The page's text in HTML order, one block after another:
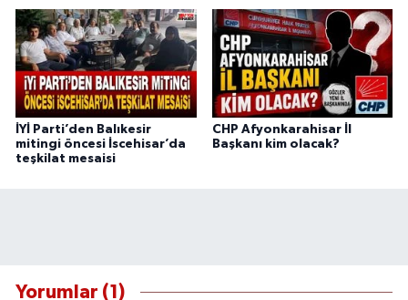
İYİ Parti’den Balıkesir
mitingi öncesi İscehisar’da
teşkilat mesaisi
CHP Afyonkarahisar İl
Başkanı kim olacak?
Yorumlar (1)